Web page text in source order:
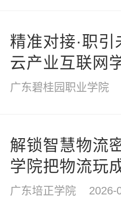
精准对接·职
云产业互联网
校园专场双选
广东碧桂园职业学院
解锁智慧物流
学院把物流玩
广东培正学院 2026-